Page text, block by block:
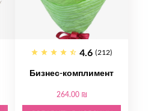
4.6 (212)
Бизнес-комплимент
264.00 ₪